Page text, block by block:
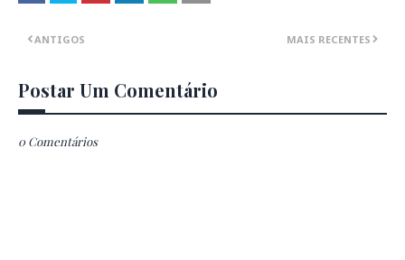
MAIS RECENTES
ANTIGOS
Postar Um Comentário
0 Comentários